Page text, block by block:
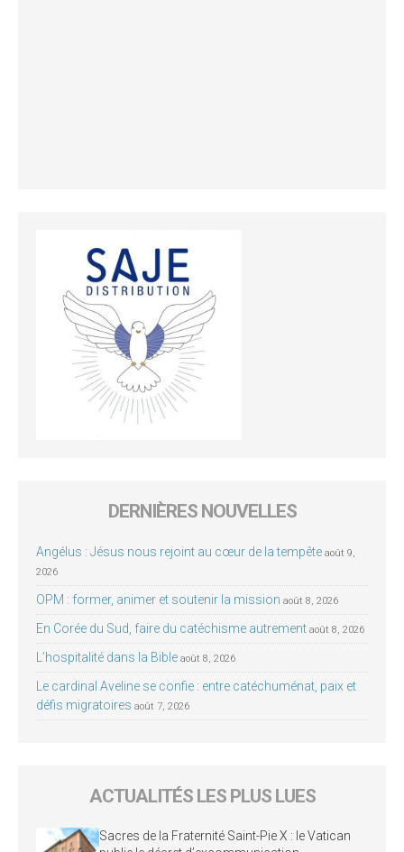
DERNIÈRES NOUVELLES
Angélus : Jésus nous rejoint au cœur de la tempête août 9,
2026
OPM : former, animer et soutenir la mission août 8, 2026
En Corée du Sud, faire du catéchisme autrement août 8, 2026
L’hospitalité dans la Bible août 8, 2026
Le cardinal Aveline se confie : entre catéchuménat, paix et
défis migratoires août 7, 2026
ACTUALITÉS LES PLUS LUES
Sacres de la Fraternité Saint-Pie X : le Vatican